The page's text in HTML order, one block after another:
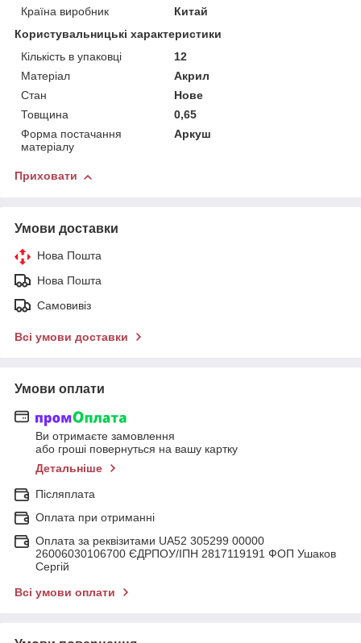
Країна виробник
Китай
Користувальницькі характеристики
Кількість в упаковці
12
Матеріал
Акрил
Стан
Нове
Товщина
0,65
Форма постачання
матеріалу
Аркуш
Приховати
Умови доставки
Нова Пошта
Нова Пошта
Самовивіз
Всі умови доставки
Умови оплати
Ви отримаєте замовлення
або гроші повернуться на вашу картку
Детальніше
Післяплата
Оплата при отриманні
Оплата за реквізитами UA52 305299 00000
26006030106700 ЄДРПОУ/ІПН 2817119191 ФОП Ушаков
Сергій
Всі умови оплати